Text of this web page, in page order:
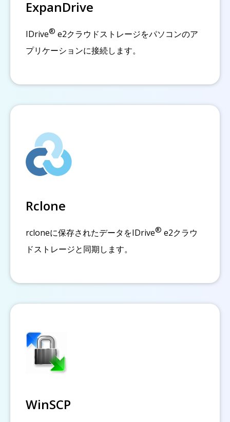
ExpanDrive
IDrive® e2クラウドストレージをパソコンのア
プリケーションに接続します。
Rclone
rcloneに保存されたデータをIDrive® e2クラウ
ドストレージと同期します。
WinSCP